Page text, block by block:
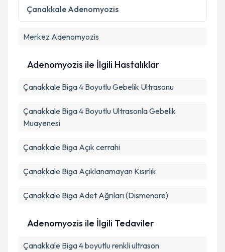
Metni
'ni okudum ve kişisel verilerimin belirtilen
kapsamda işlenmesini kabul ediyorum.
Çanakkale Adenomyozis
Merkez Adenomyozis
Adenomyozis ile İlgili Hastalıklar
Çanakkale Biga 4 Boyutlu Gebelik Ultrasonu
Çanakkale Biga 4 Boyutlu Ultrasonla Gebelik
Muayenesi
Çanakkale Biga Açık cerrahi
Çanakkale Biga Açıklanamayan Kısırlık
Çanakkale Biga Adet Ağrıları (Dismenore)
Adenomyozis ile İlgili Tedaviler
Çanakkale Biga 4 boyutlu renkli ultrason